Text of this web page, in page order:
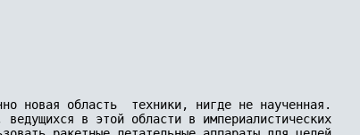
новая область  техники, нигде не наученная.
в этой области в империалистических